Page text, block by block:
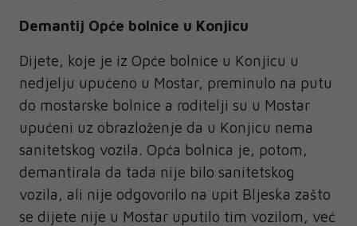
Demantij Opće bolnice u Konjicu
Dijete, koje je iz Opće bolnice u Konjicu u
nedjelju upućeno u Mostar, preminulo na putu
do mostarske bolnice a roditelji su u Mostar
upućeni uz obrazloženje da u Konjicu nema
sanitetskog vozila. Opća bolnica je, potom,
demantirala da tada nije bilo sanitetskog
vozila, ali nije odgovorilo na upit Bljeska zašto
se dijete nije u Mostar uputilo tim vozilom, već